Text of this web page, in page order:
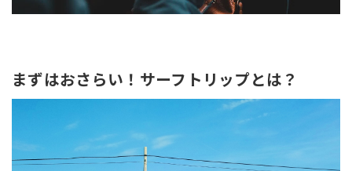
まずはおさらい！サーフトリップとは？